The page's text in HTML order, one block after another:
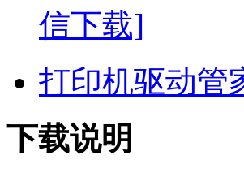
信下载]
打印机驱动管
下载说明